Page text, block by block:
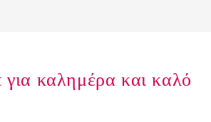
για καλημέρα και καλό